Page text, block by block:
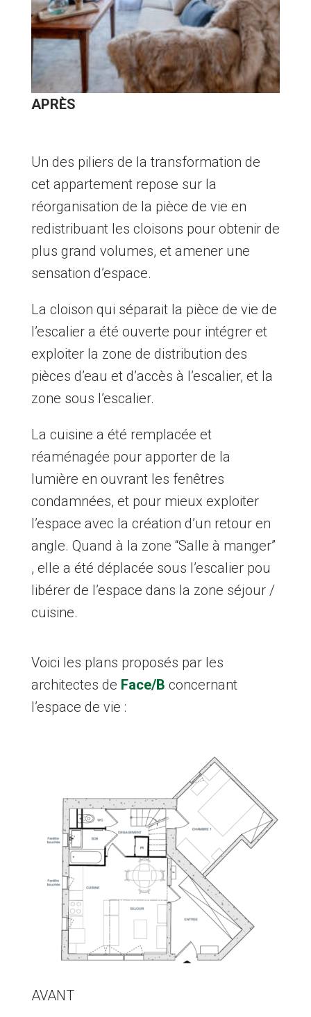
APRÈS
Un des piliers de la transformation de
cet appartement repose sur la
réorganisation de la pièce de vie en
redistribuant les cloisons pour obtenir de
plus grand volumes, et amener une
sensation d’espace.
La cloison qui séparait la pièce de vie de
l’escalier a été ouverte pour intégrer et
exploiter la zone de distribution des
pièces d’eau et d’accès à l’escalier, et la
zone sous l’escalier.
La cuisine a été remplacée et
réaménagée pour apporter de la
lumière en ouvrant les fenêtres
condamnées, et pour mieux exploiter
l’espace avec la création d’un retour en
angle. Quand à la zone “Salle à manger”
, elle a été déplacée sous l’escalier pou
libérer de l’espace dans la zone séjour /
cuisine.
Voici les plans proposés par les
architectes de Face/B concernant
l’espace de vie :
AVANT